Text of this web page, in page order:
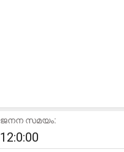
ജനന സമയം:
12:0:00